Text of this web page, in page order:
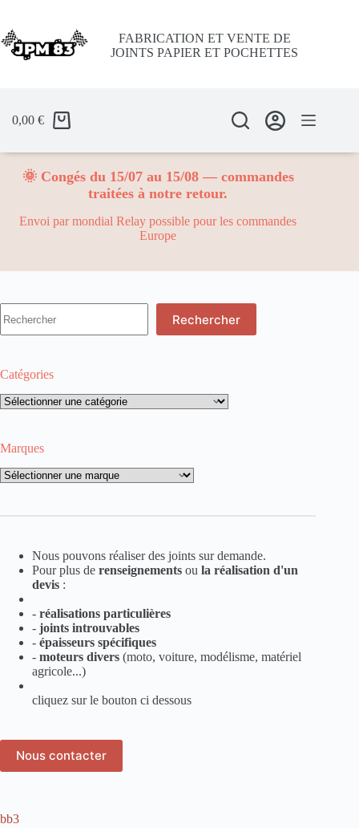
contenu
FABRICATION ET VENTE DE
JOINTS PAPIER ET POCHETTES
0,00 €
🌞 Congés du 15/07 au 15/08 — commandes
traitées à notre retour.
Envoi par mondial Relay possible pour les commandes
Europe
bb3
Rechercher
résultat
Catégories
Catégories
Marques
Marques
Nous pouvons réaliser des joints sur demande.
Pour plus de renseignements ou la réalisation d'un
devis :
- réalisations particulières
- joints introuvables
- épaisseurs spécifiques
- moteurs divers (moto, voiture, modélisme, matériel
agricole...)
cliquez sur le bouton ci dessous
Nous contacter